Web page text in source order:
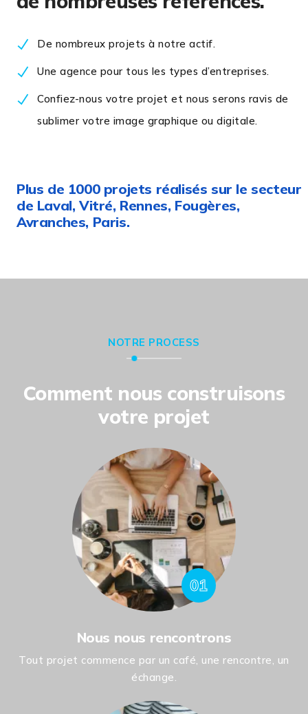
De nombreux projets à notre actif.
Une agence pour tous les types d’entreprises.
Confiez-nous votre projet et nous serons ravis de
sublimer votre image graphique ou digitale.
Plus de 1000 projets réalisés sur le secteur
de Laval, Vitré, Rennes, Fougères,
Avranches, Paris.
NOTRE PROCESS
Comment nous construisons
votre projet
01
Nous nous rencontrons
Tout projet commence par un café, une rencontre, un
échange.